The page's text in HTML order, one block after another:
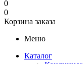
0
0
Корзина заказа
Меню
Каталог